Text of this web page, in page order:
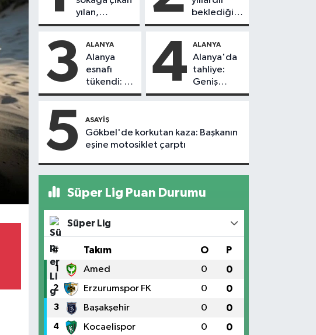
yılan,
vatandaşı
beklediği
yol askıdan
3 ALANYA
Alanya
esnafı
tükendi: 1
ayda 150
kapandı
4 ALANYA
Alanya'da
tahliye:
Geniş
güvenlik
5 ASAYIŞ
Gökbel'de korkutan kaza: Başkanın
eşine motosiklet çarptı
Süper Lig Puan Durumu
Süper Lig
# Takım O P
1 Amed 0 0
2 Erzurumspor FK 0 0
3 Başakşehir 0 0
4 Kocaelispor 0 0